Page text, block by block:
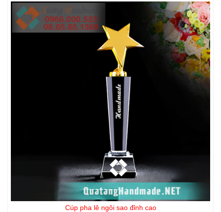
Cúp pha lê ngôi sao đỉnh cao